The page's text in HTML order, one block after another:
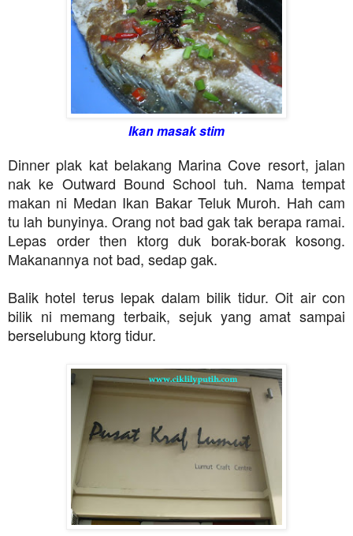
Ikan masak stim
Dinner plak kat belakang Marina Cove resort, jalan
nak ke Outward Bound School tuh. Nama tempat
makan ni Medan Ikan Bakar Teluk Muroh. Hah cam
tu lah bunyinya. Orang not bad gak tak berapa ramai.
Lepas order then ktorg duk borak-borak kosong.
Makanannya not bad, sedap gak.
Balik hotel terus lepak dalam bilik tidur. Oit air con
bilik ni memang terbaik, sejuk yang amat sampai
berselubung ktorg tidur.